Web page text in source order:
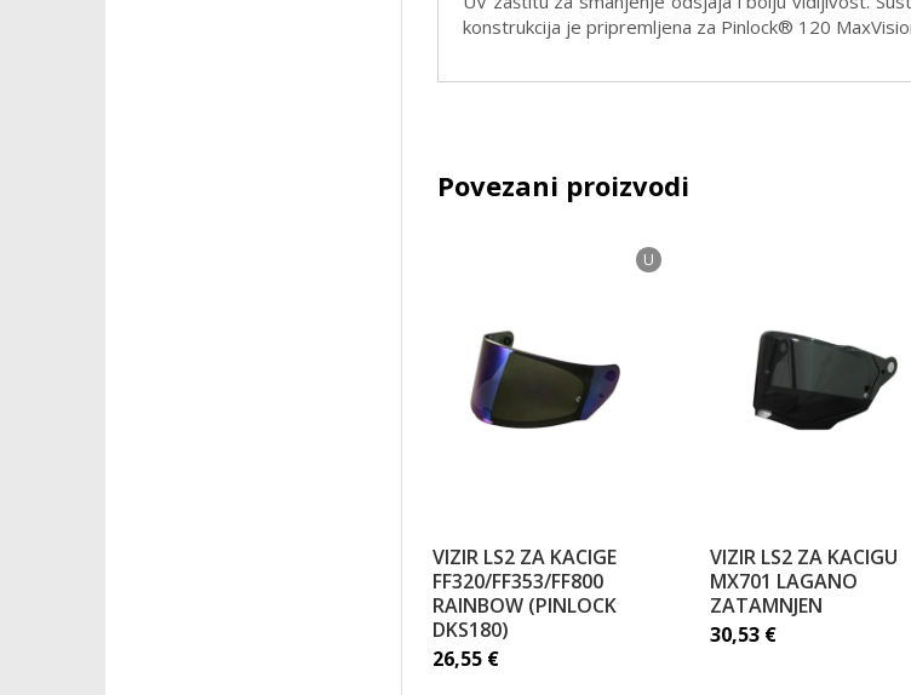
konstrukcija je pripremljena za Pinlock® 120
Povezani proizvodi
U
VIZIR LS2 ZA KACIGE
FF320/FF353/FF800
RAINBOW (PINLOCK
DKS180)
26,55 €
VIZIR LS2 ZA KACIGU
MX701 LAGANO
ZATAMNJEN
30,53 €